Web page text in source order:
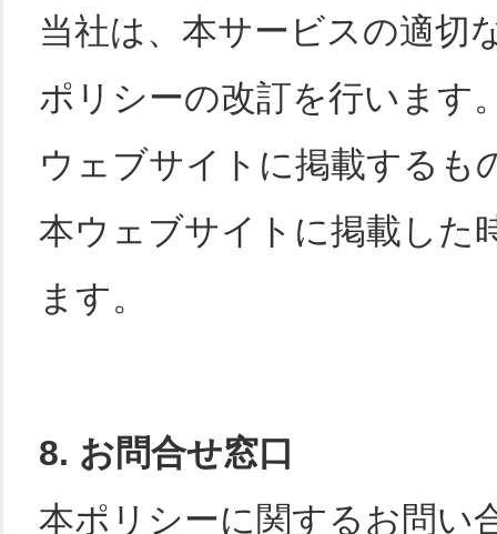
当社は、本サービスの適切
ポリシーの改訂を行います
ウェブサイトに掲載するも
本ウェブサイトに掲載した
ます。
8. お問合せ窓口
本ポリシーに関するお問い